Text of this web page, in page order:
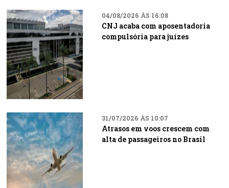
04/08/2026 ÀS 16:08
CNJ acaba com aposentadoria
compulsória para juízes
31/07/2026 ÀS 10:07
Atrasos em voos crescem com
alta de passageiros no Brasil